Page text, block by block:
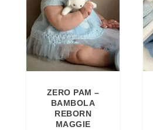
ZERO PAM –
BAMBOLA
REBORN
MAGGIE